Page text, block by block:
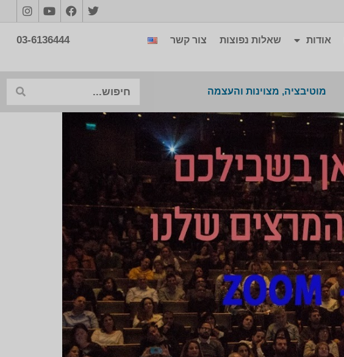
אודות שאלות נפוצות צור קשר 03-6136444
מוטיבציה, מצוינות והעצמה